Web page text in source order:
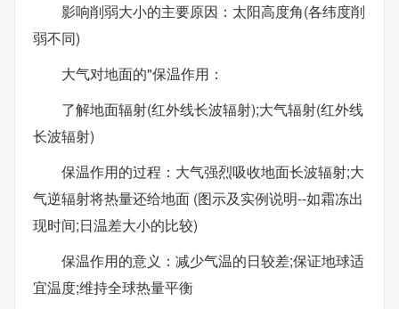
影响削弱大小的主要原因：太阳高度角(各纬度削
弱不同)
大气对地面的"保温作用：
了解地面辐射(红外线长波辐射);大气辐射(红外线
长波辐射)
保温作用的过程：大气强烈吸收地面长波辐射;大
气逆辐射将热量还给地面 (图示及实例说明--如霜冻出
现时间;日温差大小的比较)
保温作用的意义：减少气温的日较差;保证地球适
宜温度;维持全球热量平衡